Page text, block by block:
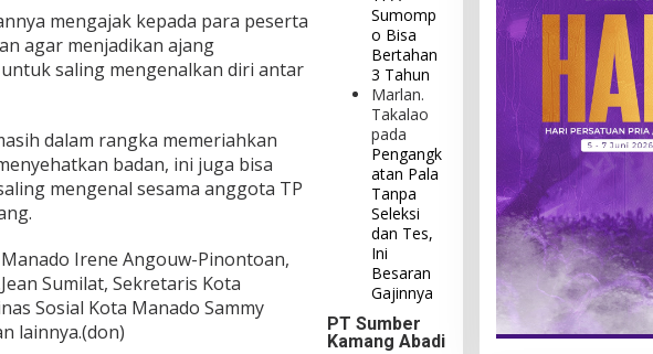
mengajak kepada para peserta
agar menjadikan ajang
saling mengenalkan diri antar
dalam rangka memeriahkan
badan, ini juga bisa
mengenal sesama anggota TP
Irene Angouw-Pinontoan,
Sumilat, Sekretaris Kota
Sosial Kota Manado Sammy
lainnya.(don)
Sumomp
o Bisa
Bertahan
3 Tahun
Marlan.
Takalao
pada
Pengangk
atan Pala
Tanpa
Seleksi
dan Tes,
Ini
Besaran
Gajinnya
PT Sumber
Kamang Abadi